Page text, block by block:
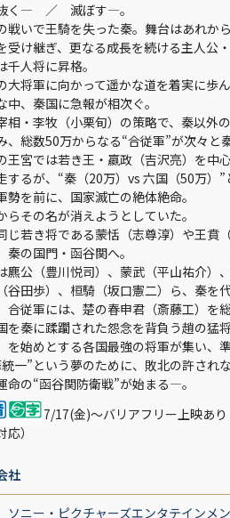
く― ／ 滅ぼす―。
戦いで王騎を失った秦。舞台はあれから
受け継ぎ、更なる成長を続ける主人公
千人将に昇格。
大将軍に向かって遥かな道を着実に歩ん
中、秦国に急報が相次ぐ。
相・李牧（小栗旬）の策略で、秦以外
、総数50万からなる“合従軍”が次々と
王宮では若き王・嬴政（吉沢亮）を中
するが、“秦（20万）vs 六国（50万）”
勢を前に、国家滅亡の絶体絶命。
らその名が消えようとしていた。
じ若き将である蒙恬（志尊淳）や王賁
秦の国門・函谷関へ。
麃公（豊川悦司）、蒙武（平山祐介）
谷田歩）、桓騎（坂口憲二）ら、秦を
合従軍には、楚の春申君（斎藤工）を
を秦に蹂躙された怨念を背負う趙の猛
を始めとする各国最強の将軍が集い、準
一”という夢のために、敗北の許され
命の“函谷関防衛戦”が始まる―。
7/17(金)～バリアフリー上映あ
）
社
ソニー・ピクチャーズエンタテインメ